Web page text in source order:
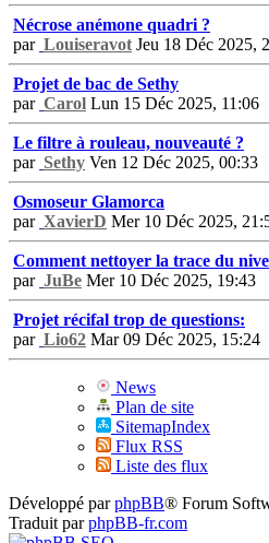
Nécrose anémone quadri ?
par Louiseravot Jeu 18 Déc 2025,
Projet de bac de Sethy
par Carol Lun 15 Déc 2025, 11:06
Le filtre à rouleau, nouveauté ?
par Sethy Ven 12 Déc 2025, 00:33
Osmoseur Glamorca
par XavierD Mer 10 Déc 2025,
Comment nettoyer la trace du
par JuBe Mer 10 Déc 2025, 19:43
Projet récifal trop de questions:
par Lio62 Mar 09 Déc 2025, 15:24
News
Plan de site
SitemapIndex
Flux RSS
Liste des flux
Développé parphpBB® Forum
Traduit parphpBB-fr.com